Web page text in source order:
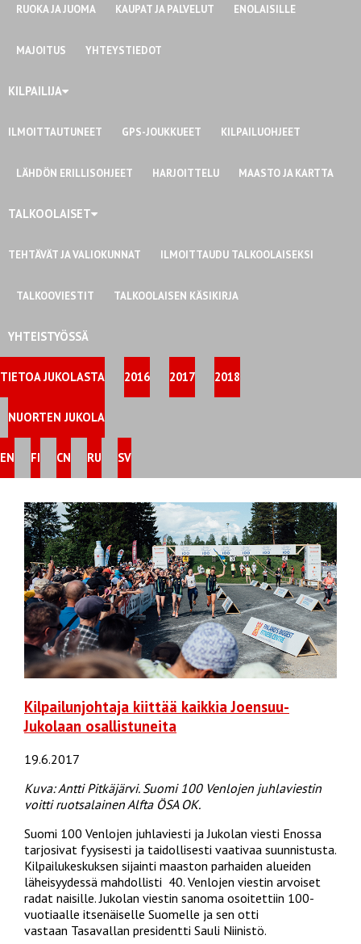
RUOKA JA JUOMA KAUPAT JA PALVELUT ENOLAISILLE
MAJOITUS YHTEYSTIEDOT
KILPAILIJA
ILMOITTAUTUNEET GPS-JOUKKUEET KILPAILUOHJEET
LÄHDÖN ERILLISOHJEET HARJOITTELU MAASTO JA KARTTA
TALKOOLAISET
TEHTÄVÄT JA VALIOKUNNAT ILMOITTAUDU TALKOOLAISEKSI
TALKOOVIESTIT TALKOOLAISEN KÄSIKIRJA
YHTEISTYÖSSÄ
TIETOA JUKOLASTA 2016 2017 2018
NUORTEN JUKOLA
EN FI CN RU SV
Kilpailunjohtaja kiittää kaikkia Joensuu-
Jukolaan osallistuneita
19.6.2017
Kuva: Antti Pitkäjärvi. Suomi 100 Venlojen juhlaviestin
voitti ruotsalainen Alfta ÖSA OK.
Suomi 100 Venlojen juhlaviesti ja Jukolan viesti Enossa
tarjosivat fyysisesti ja taidollisesti vaativaa suunnistusta.
Kilpailukeskuksen sijainti maaston parhaiden alueiden
läheisyydessä mahdollisti 40. Venlojen viestin arvoiset
radat naisille. Jukolan viestin sanoma osoitettiin 100-
vuotiaalle itsenäiselle Suomelle ja sen otti
vastaan Tasavallan presidentti Sauli Niinistö.